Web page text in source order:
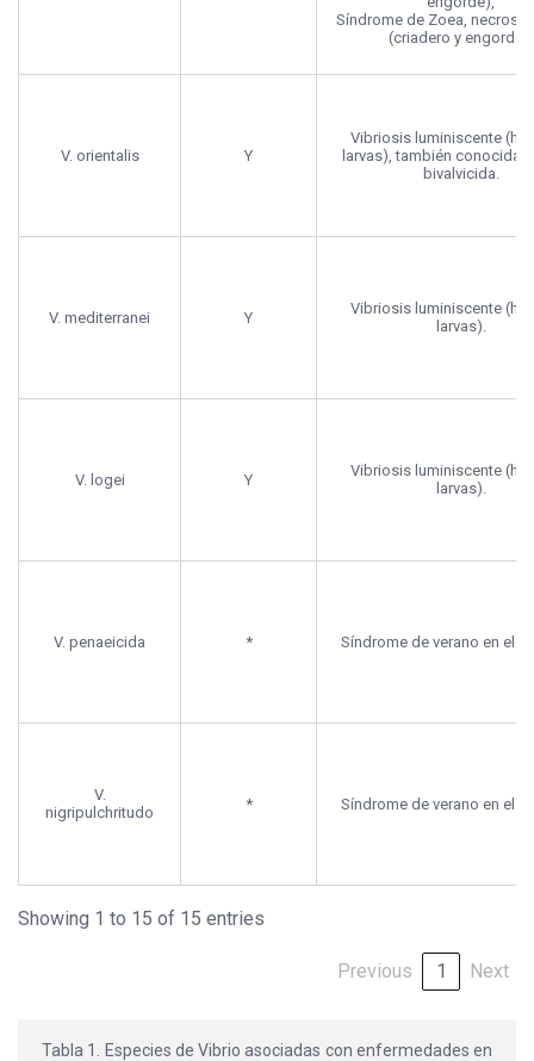
Síndrome de Zoea,
(criadero y engorde).
V. orientalis Y
Vibriosis luminiscente
larvas), también conocida
bivalvicida.
V. mediterranei Y
Vibriosis luminiscente
larvas).
V. logei Y
Vibriosis luminiscente
larvas).
V. penaeicida * Síndrome de verano en el
V.
nigripulchritudo
* Síndrome de verano en el
Showing 1 to 15 of 15 entries
Previous 1 Next
Tabla 1. Especies de Vibrio asociadas con enfermedades en